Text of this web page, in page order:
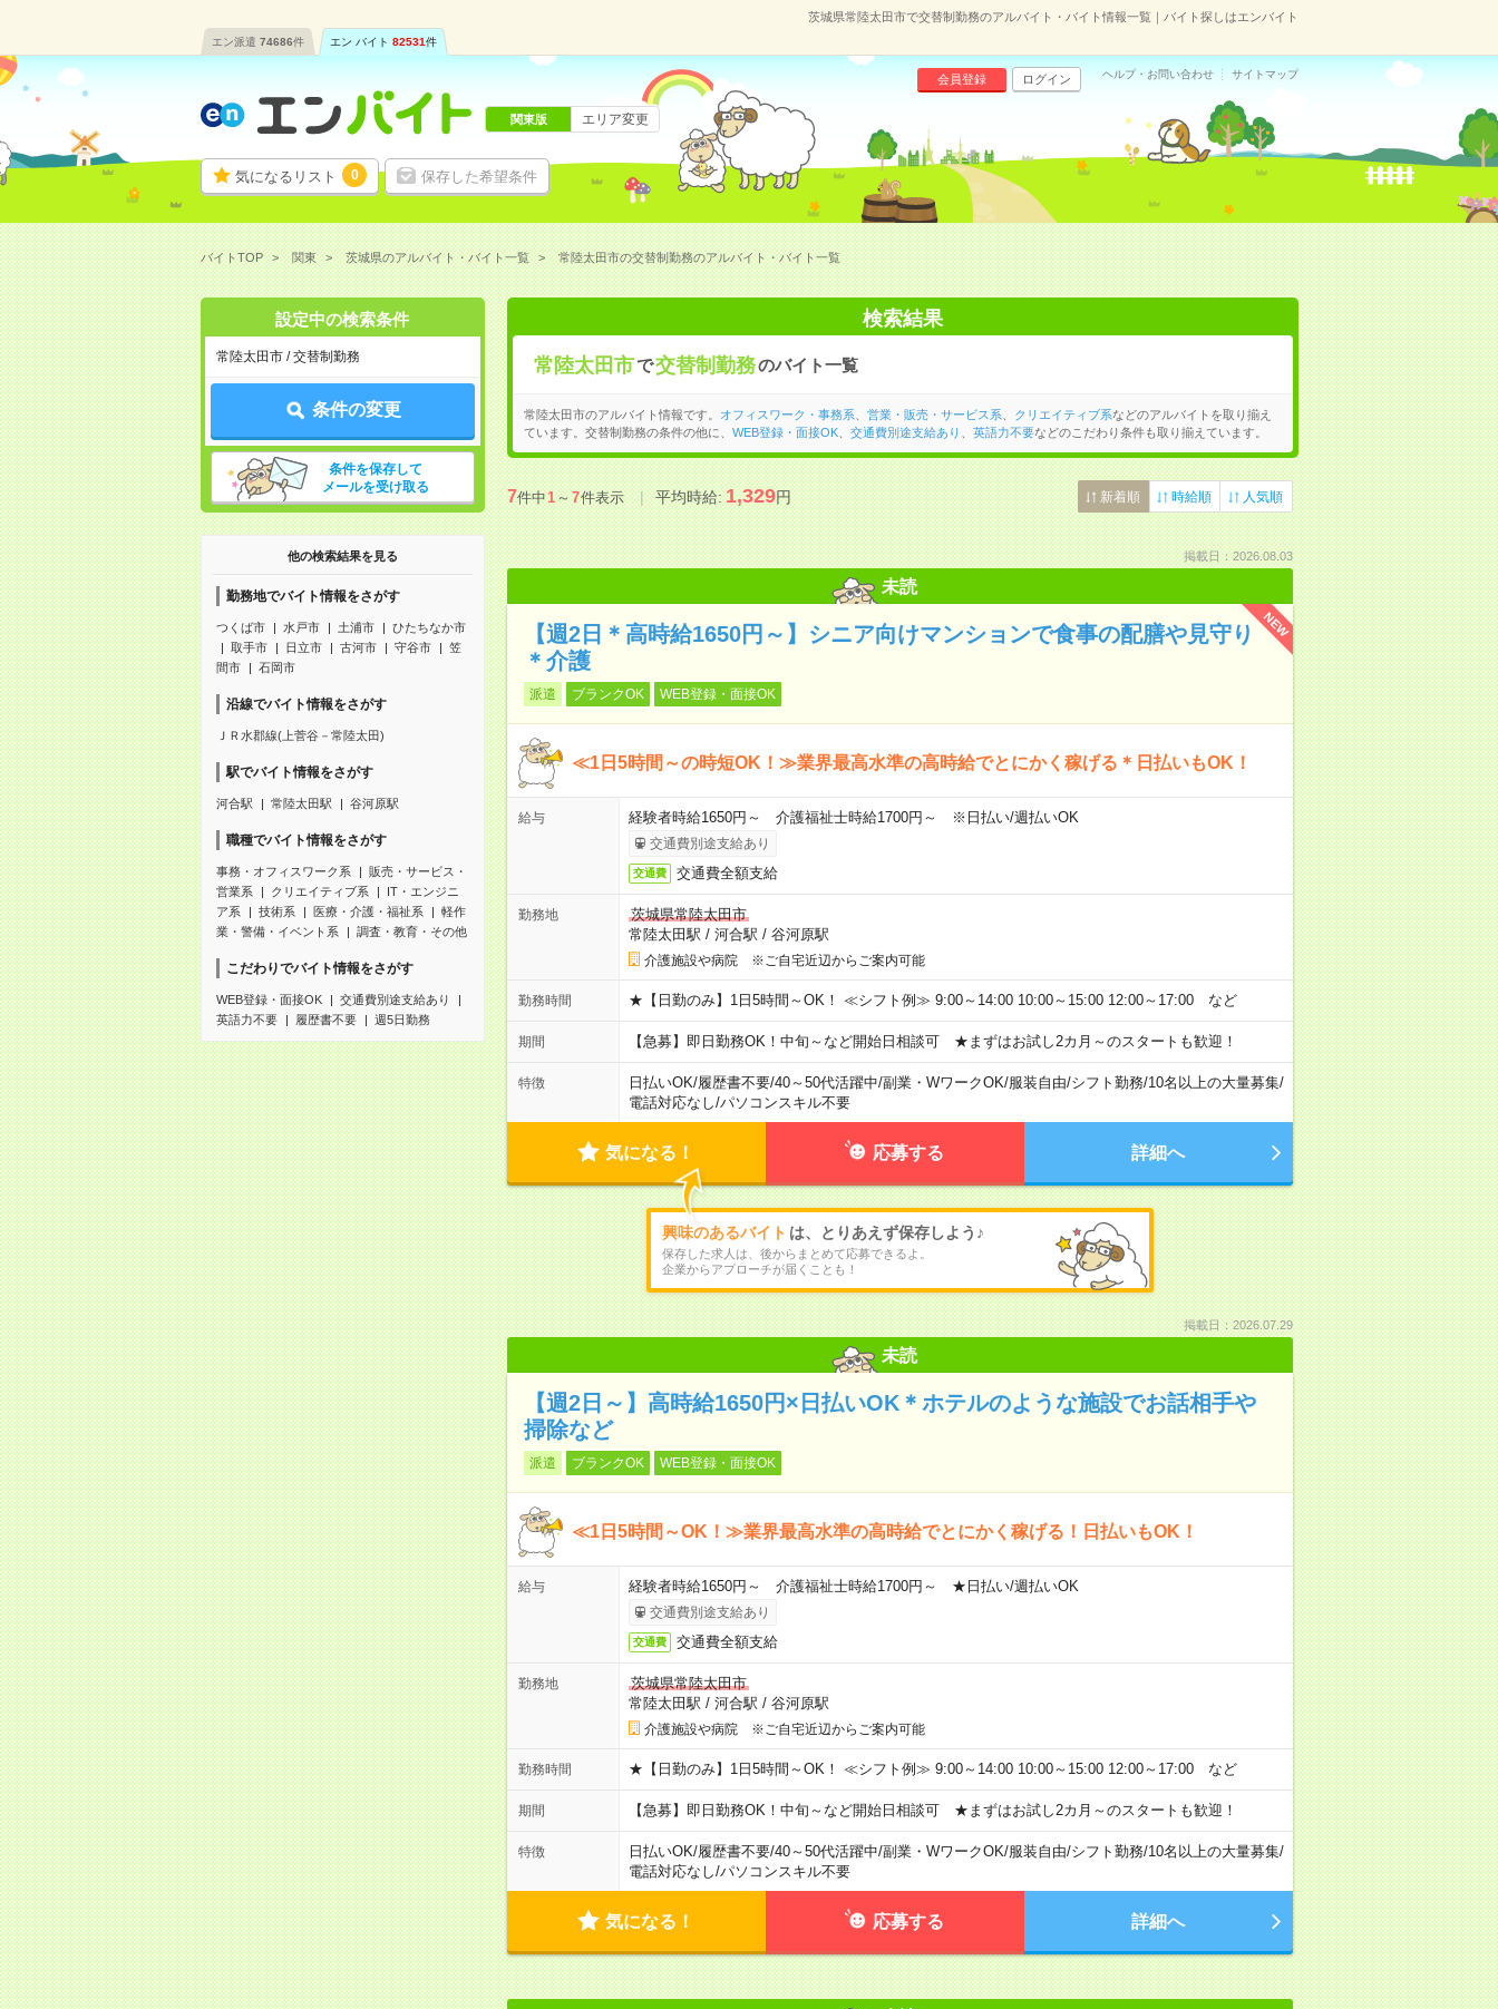
茨城県常陸太田市で交替制勤務のアルバイト・バイト情報一覧｜バイト探しはエンバイト
エン派遣 74686件 エン バイト 82531件
気になるリスト 0 保存した希望条件
会員登録 ログイン ヘルプ・お問い合わせ サイトマップ
関東版 エリア変更
バイトTOP 関東 茨城県のアルバイト・バイト一覧 常陸太田市の交替制勤務のアルバイト・バイト一覧
設定中の検索条件
常陸太田市 / 交替制勤務
条件の変更
条件を保存して
メールを受け取る
他の検索結果を見る
勤務地でバイト情報をさがす
つくば市 水戸市 土浦市
ひたちなか市
取手市
日立市 古河市 守谷市
笠
間市
石岡市
沿線でバイト情報をさがす
ＪＲ水郡線(上菅谷－常陸太田)
駅でバイト情報をさがす
河合駅 常陸太田駅 谷河原駅
職種でバイト情報をさがす
事務・オフィスワーク系
販売・サービス・
営業系
クリエイティブ系
IT・エンジニ
ア系
技術系 医療・介護・福祉系
軽作
業・警備・イベント系
調査・教育・その他
こだわりでバイト情報をさがす
WEB登録・面接OK
交通費別途支給あり
英語力不要
履歴書不要 週5日勤務
検索結果
常陸太田市で交替制勤務のバイト一覧
常陸太田市のアルバイト情報です。 オフィスワーク・事務系 営業・販売・サービス系 クリエイティブ系などのアルバイトを取り揃え
ています。交替制勤務の条件の他に、 WEB登録・面接OK、 交通費別途支給あり 英語力不要などのこだわり条件も取り揃えています。
7件中1～7件表示 平均時給:1,329円 新着順 時給順 人気順
掲載日：2026.08.03
未読
NEW
【週2日＊高時給1650円～】シニア向けマンションで食事の配膳や見守り
＊介護
派遣 ブランクOK WEB登録・面接OK
≪1日5時間～の時短OK！≫業界最高水準の高時給でとにかく稼げる＊日払いもOK！
給与 経験者時給1650円～ 介護福祉士時給1700円～ ※日払い/週払いOK
交通費別途支給あり
交通費 交通費全額支給
勤務地
茨城県常陸太田市
常陸太田駅 / 河合駅 / 谷河原駅
介護施設や病院 ※ご自宅近辺からご案内可能
勤務時間 ★【日勤のみ】1日5時間～OK！ ≪シフト例≫ 9:00～14:00 10:00～15:00 12:00～17:00 など
期間 【急募】即日勤務OK！中旬～など開始日相談可 ★まずはお試し2カ月～のスタートも歓迎！
特徴 日払いOK/履歴書不要/40～50代活躍中/副業・WワークOK/服装自由/シフト勤務/10名以上の大量募集/
電話対応なし/パソコンスキル不要
気になる！ 応募する 詳細へ
興味のあるバイト は、とりあえず保存しよう♪
保存した求人は、後からまとめて応募できるよ。
企業からアプローチが届くことも！
掲載日：2026.07.29
未読
【週2日～】高時給1650円×日払いOK＊ホテルのような施設でお話相手や
掃除など
派遣 ブランクOK WEB登録・面接OK
≪1日5時間～OK！≫業界最高水準の高時給でとにかく稼げる！日払いもOK！
給与 経験者時給1650円～ 介護福祉士時給1700円～ ★日払い/週払いOK
交通費別途支給あり
交通費 交通費全額支給
勤務地
茨城県常陸太田市
常陸太田駅 / 河合駅 / 谷河原駅
介護施設や病院 ※ご自宅近辺からご案内可能
勤務時間 ★【日勤のみ】1日5時間～OK！ ≪シフト例≫ 9:00～14:00 10:00～15:00 12:00～17:00 など
期間 【急募】即日勤務OK！中旬～など開始日相談可 ★まずはお試し2カ月～のスタートも歓迎！
特徴 日払いOK/履歴書不要/40～50代活躍中/副業・WワークOK/服装自由/シフト勤務/10名以上の大量募集/
電話対応なし/パソコンスキル不要
気になる！ 応募する 詳細へ